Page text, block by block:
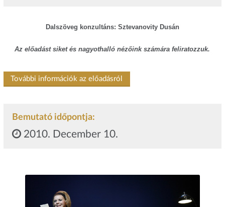
Dalszöveg konzultáns: Sztevanovity Dusán
Az előadást siket és nagyothalló nézőink számára feliratozzuk.
További információk az előadásról
Bemutató időpontja:
2010. December 10.